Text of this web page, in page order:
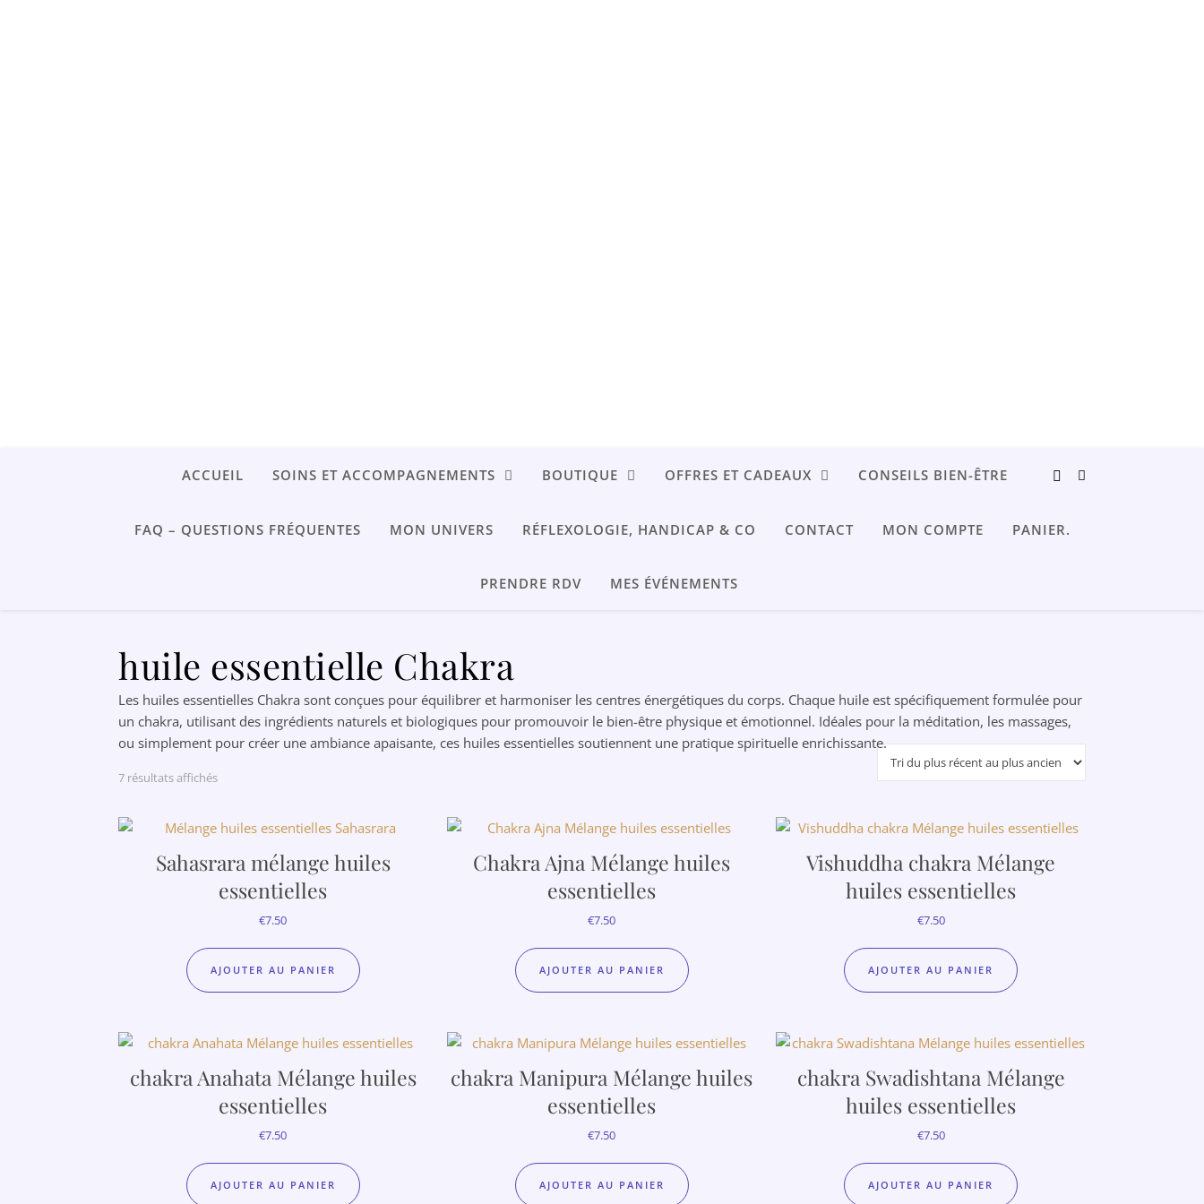
ACCUEIL SOINS ET ACCOMPAGNEMENTS BOUTIQUE OFFRES ET CADEAUX CONSEILS BIEN-ÊTRE
FAQ – QUESTIONS FRÉQUENTES MON UNIVERS RÉFLEXOLOGIE, HANDICAP & CO CONTACT MON COMPTE PANIER.
PRENDRE RDV MES ÉVÉNEMENTS
huile essentielle Chakra
Les huiles essentielles Chakra sont conçues pour équilibrer et harmoniser les centres énergétiques du corps. Chaque huile est spécifiquement formulée pour
un chakra, utilisant des ingrédients naturels et biologiques pour promouvoir le bien-être physique et émotionnel. Idéales pour la méditation, les massages,
ou simplement pour créer une ambiance apaisante, ces huiles essentielles soutiennent une pratique spirituelle enrichissante.
7 résultats affichésTrié du plus récent au plus ancien
Sahasrara mélange huiles
essentielles
7.50
AJOUTER AU PANIER
Chakra Ajna Mélange huiles
essentielles
7.50
AJOUTER AU PANIER
Vishuddha chakra Mélange
huiles essentielles
7.50
AJOUTER AU PANIER
chakra Anahata Mélange huiles
essentielles
7.50
AJOUTER AU PANIER
chakra Manipura Mélange huiles
essentielles
7.50
AJOUTER AU PANIER
chakra Swadishtana Mélange
huiles essentielles
7.50
AJOUTER AU PANIER